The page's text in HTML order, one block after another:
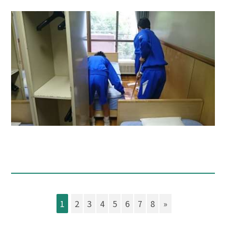
1 2 3 4 5 6 7 8 »